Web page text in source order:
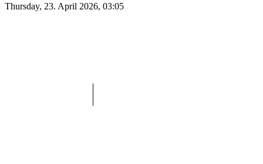
Thursday, 23. April 2026, 03:05